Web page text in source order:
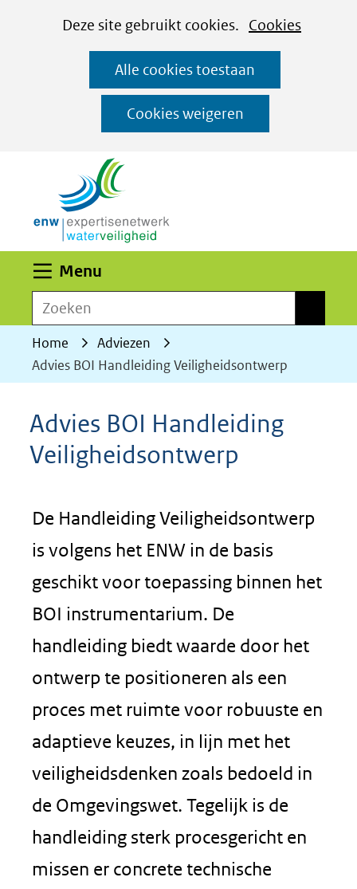
CookiesDeze site gebruikt cookies. Cookies
website
worden
toegestaan
geweigerd.
Alle cookies toestaan
Cookies weigeren
Ga
naar
de
inhoud
Menu
Zoeken
Home
Adviezen
Advies BOI Handleiding Veiligheidsontwerp
Advies BOI Handleiding
Veiligheidsontwerp
De Handleiding Veiligheidsontwerp
is volgens het ENW in de basis
geschikt voor toepassing binnen het
BOI instrumentarium. De
handleiding biedt waarde door het
ontwerp te positioneren als een
proces met ruimte voor robuuste en
adaptieve keuzes, in lijn met het
veiligheidsdenken zoals bedoeld in
de Omgevingswet. Tegelijk is de
handleiding sterk procesgericht en
missen er concrete technische